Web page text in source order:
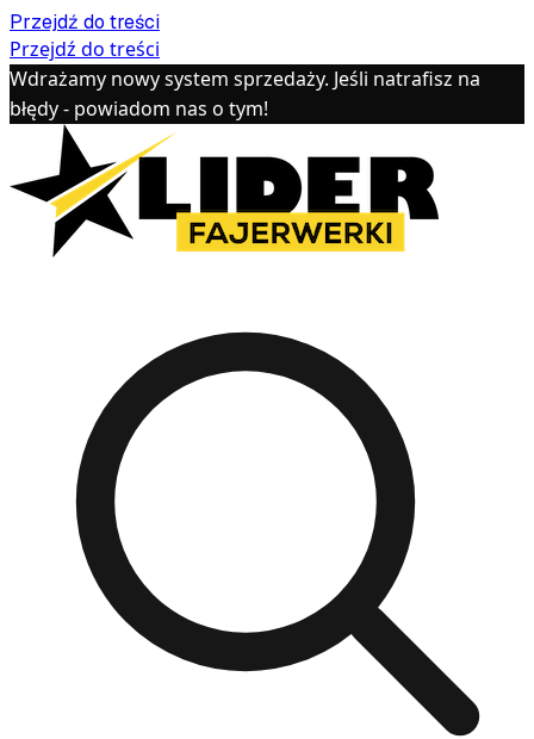
Przejdź do treści
Przejdź do treści
Wdrażamy nowy system sprzedaży. Jeśli natrafisz na
błędy - powiadom nas o tym!